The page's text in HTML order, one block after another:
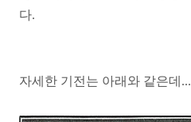
다.
자세한 기전는 아래와 같은데...